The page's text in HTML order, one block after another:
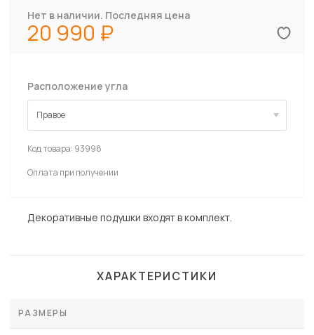
Нет в наличии. Последняя цена
20 990
Расположение угла
Правое
Правое
Код товара: 93998
Оплата при получении
Декоративные подушки входят в комплект.
ХАРАКТЕРИСТИКИ
РАЗМЕРЫ